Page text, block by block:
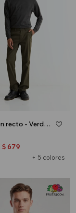
Pantalón recto - Verde ingles
+ 5 colores
$ 679